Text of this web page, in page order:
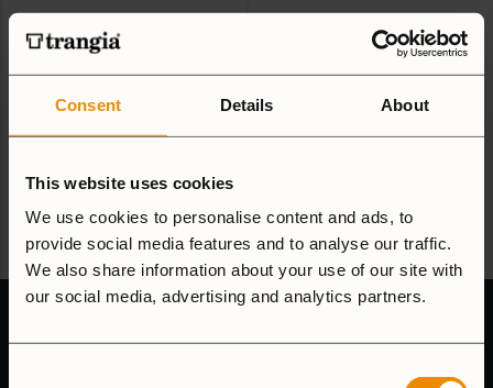
Consent Details About
This website uses cookies
We use cookies to personalise content and ads, to
provide social media features and to analyse our traffic.
We also share information about your use of our site with
our social media, advertising and analytics partners.
Large, olive
179
5.0(1)
Jämför
SEK
Jämför